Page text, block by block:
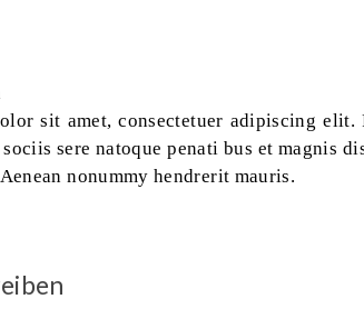
sit amet, consectetuer adipiscing elit.
sere natoque penati bus et magnis
nonummy hendrerit mauris.